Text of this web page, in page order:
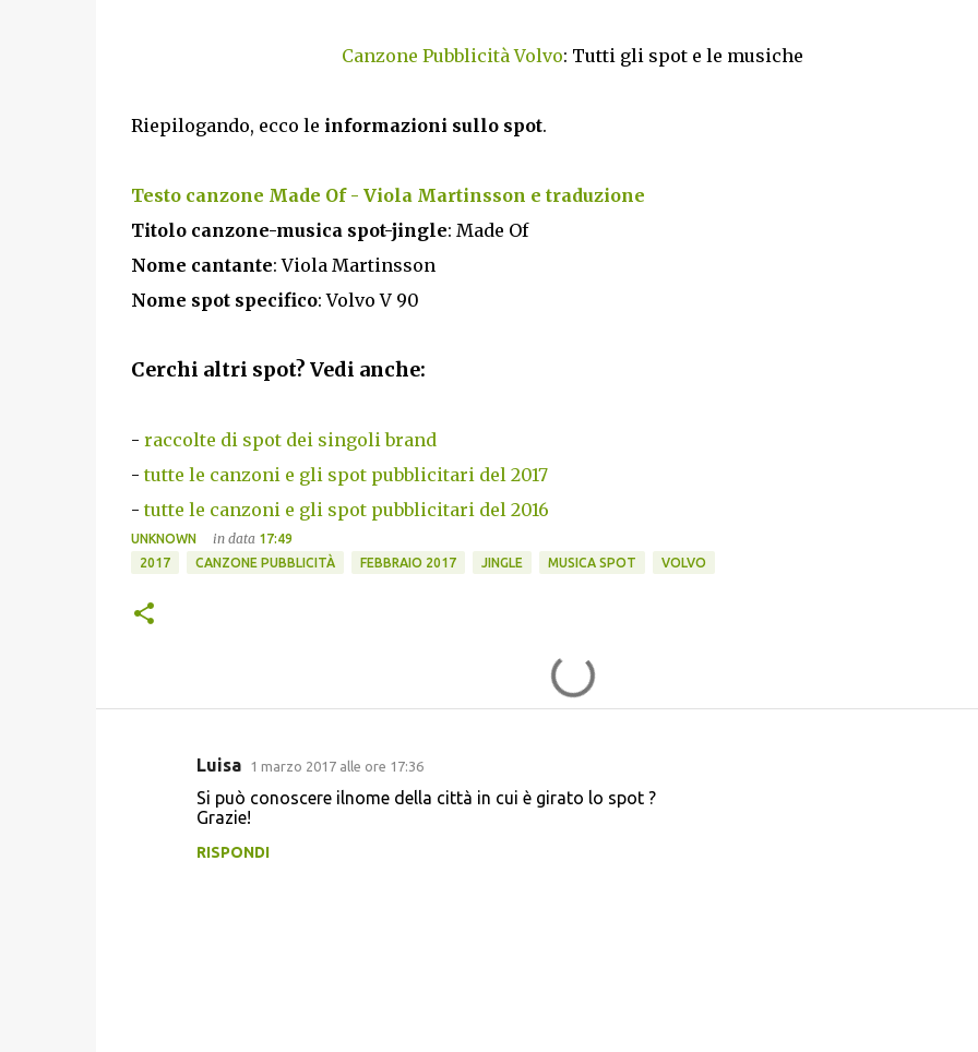
Canzone Pubblicità Volvo: Tutti gli spot e le musiche
Riepilogando, ecco le informazioni sullo spot.
Testo canzone Made Of - Viola Martinsson e traduzione
Titolo canzone-musica spot-jingle: Made Of
Nome cantante: Viola Martinsson
Nome spot specifico: Volvo V 90
Cerchi altri spot? Vedi anche:
- raccolte di spot dei singoli brand
-tutte le canzoni e gli spot pubblicitari del 2017
-tutte le canzoni e gli spot pubblicitari del 2016
UNKNOWN in data 17:49
2017
CANZONE PUBBLICITÀ FEBBRAIO 2017 JINGLE MUSICA SPOT VOLVO
Luisa 1 marzo 2017 alle ore 17:36
Si può conoscere ilnome della città in cui è girato lo spot ?
Grazie!
RISPONDI